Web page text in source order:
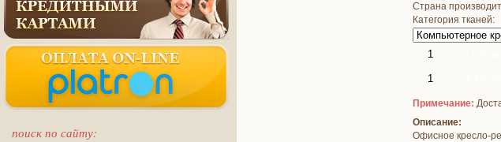
поиск по сайту:
Страна
Категория тканей:
Примечание:
Описание:
Офисное кресло-